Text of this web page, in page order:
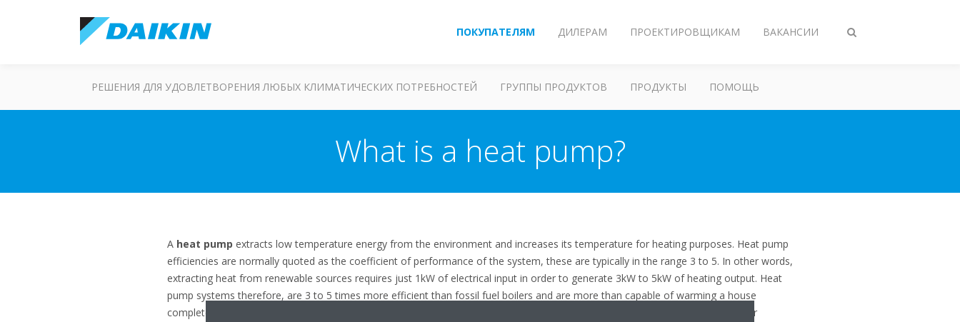
Переключить
ПОКУПАТЕЛЯМ ДИЛЕРАМ ПРОЕКТИРОВЩИКАМ ВАКАНСИИ
РЕШЕНИЯ ДЛЯ УДОВЛЕТВОРЕНИЯ ЛЮБЫХ КЛИМАТИЧЕСКИХ ПОТРЕБНОСТЕЙ ГРУППЫ ПРОДУКТОВ ПРОДУКТЫ ПОМОЩЬ
What is a heat pump?
A heat pump extracts low temperature energy from the environment and increases its temperature for heating purposes. Heat pump
efficiencies are normally quoted as the coefficient of performance of the system, these are typically in the range 3 to 5. In other words,
extracting heat from renewable sources requires just 1kW of electrical input in order to generate 3kW to 5kW of heating output. Heat
pump systems therefore, are 3 to 5 times more efficient than fossil fuel boilers and are more than capable of warming a house
completely, even during the lowest winter temperatures. The increasing popularity of these heating systems is reflected by their